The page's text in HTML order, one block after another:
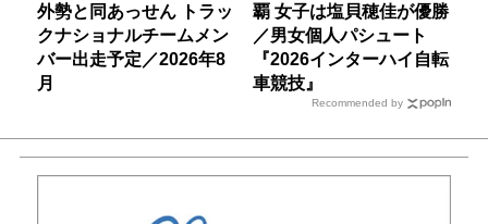
外勢と同あっせん トラッ
クナショナルチームメン
バー出走予定／2026年8
月
覇 女子は塩貝穂佳が優勝
／男女個人パシュート
『2026インターハイ自転
車競技』
Recommended by